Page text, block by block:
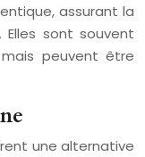
assurant la
sont souvent
peuvent être
une alternative